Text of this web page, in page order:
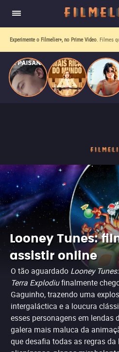
receba o que mais vale seu
Looney Tunes:
assistir online
O tão aguardado Looney
Terra Explodiufinalmente
Gaguinho, trazendo uma
intergaláctica e a loucura
esses personagens em lendas
galera mais maluca da
que desafia todas as regras
quando se apaixona por um de